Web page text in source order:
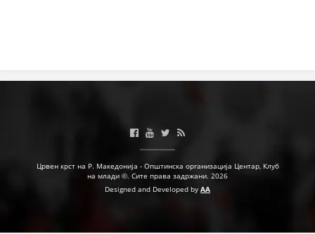
ЗА НАС
ПРИРАЧНИЦИ
Црвен крст на Р. Македонија - Општинска организација Центар, Клуб
на млади ©. Сите права задржани. 2026
Designed and Developed by AA